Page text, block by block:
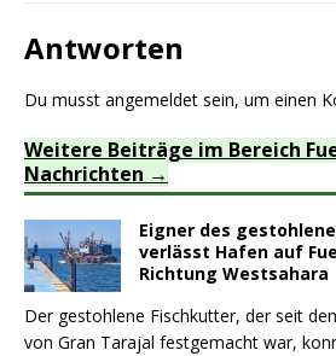
Antworten
Du musst angemeldet sein, um einen
Weitere Beiträge im Bereich
Nachrichten
Eigner des
verlässt Hafen auf
Richtung Westsahara
Der gestohlene Fischkutter, der seit
von Gran Tarajal festgemacht war,